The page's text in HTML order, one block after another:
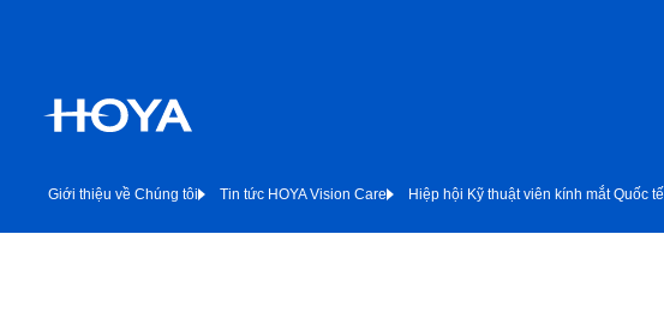
Giới thiệu về Chúng tôi Tin tức HOYA Vision Care Hiệp hội Kỹ thuật viên kính mắt Quốc tế